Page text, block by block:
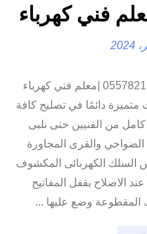
كهربائي منازل في ابوظبي |0557821580 |معلم فني كهرباء
دائمًا في تصليح كافة
كامل من الفنيين حتى نلبى
الضواحي والقرى المجاورة
السلك الكهربائى المكشوف
الاصلاح بقفل المفاتيح
المقطوعة وضع عليها ...